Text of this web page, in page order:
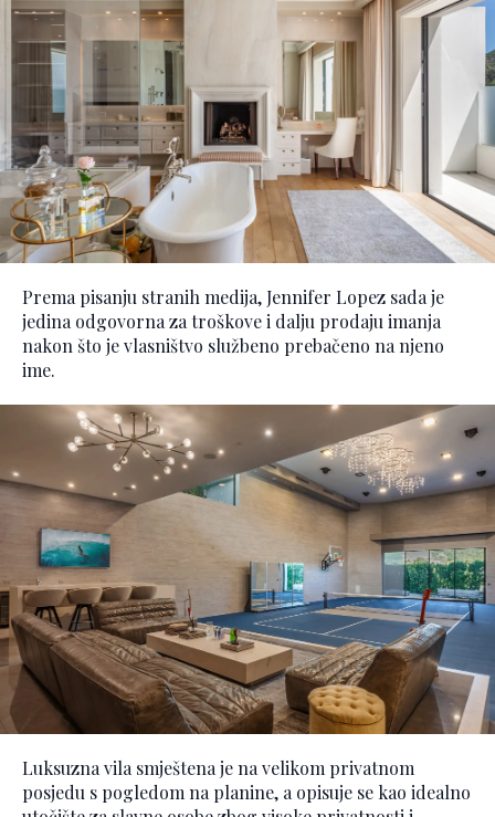
Prema pisanju stranih medija, Jennifer Lopez sada je
jedina odgovorna za troškove i dalju prodaju imanja
nakon što je vlasništvo službeno prebačeno na njeno
ime.
Luksuzna vila smještena je na velikom privatnom
posjedu s pogledom na planine, a opisuje se kao idealno